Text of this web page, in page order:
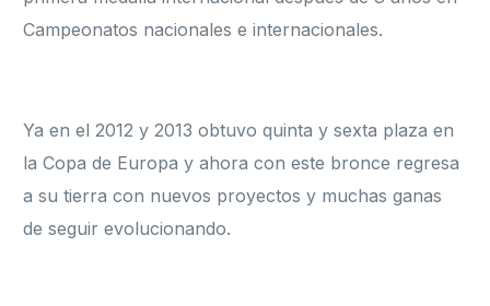
Campeonatos nacionales e internacionales.
Ya en el 2012 y 2013 obtuvo quinta y sexta plaza en
la Copa de Europa y ahora con este bronce regresa
a su tierra con nuevos proyectos y muchas ganas
de seguir evolucionando.